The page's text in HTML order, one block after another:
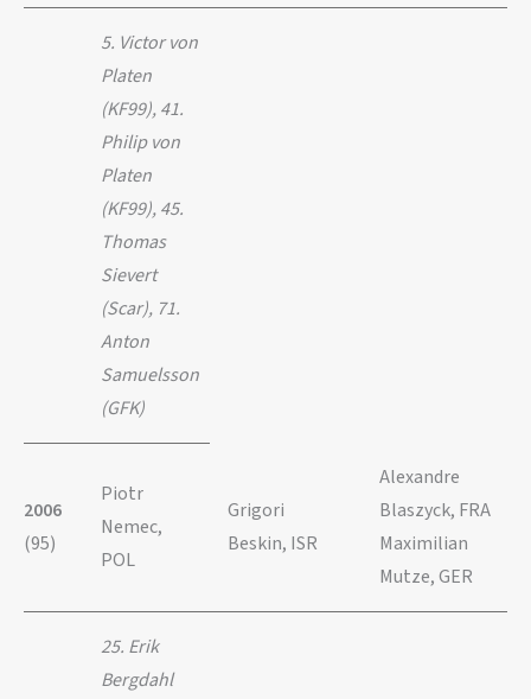
5. Victor von
Platen
(KF99), 41.
Philip von
Platen
(KF99), 45.
Thomas
Sievert
(Scar), 71.
Anton
Samuelsson
(GFK)
2006
(95)
Piotr
Nemec,
POL
Grigori
Beskin, ISR
Alexandre
Blaszyck, FRA
Maximilian
Mutze, GER
25. Erik
Bergdahl